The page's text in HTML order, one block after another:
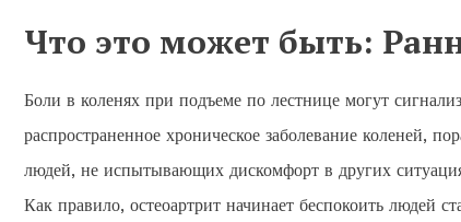
Что это может быть:
Боли в коленях при подъеме по лестнице могут
распространенное хроническое заболевание коленей,
людей, не испытывающих дискомфорт в других
Как правило, остеоартрит начинает беспокоить людей